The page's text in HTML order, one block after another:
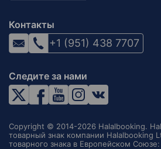
Контакты
+1 (951) 438 7707
Следите за нами
Copyright © 2014-2026 Halalbooking.
товарный знак компании Halalbooking
товарного знака в Европейском Союзе: